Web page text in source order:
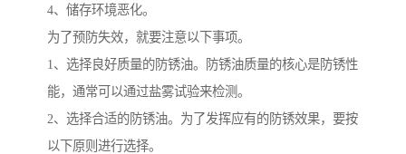
4、储存环境恶化。
为了预防失效，就要注意以下事项。
1、选择良好质量的防锈油。防锈油质量的核心是防锈性
能，通常可以通过盐雾试验来检测。
2、选择合适的防锈油。为了发挥应有的防锈效果，要按
以下原则进行选择。